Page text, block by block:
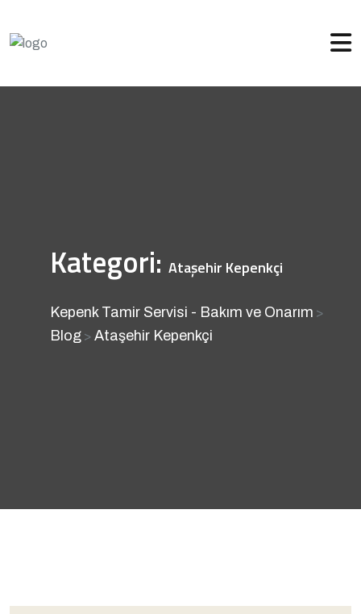
Kategori: Ataşehir Kepenkçi
Kepenk Tamir Servisi - Bakım ve Onarım >
Blog > Ataşehir Kepenkçi